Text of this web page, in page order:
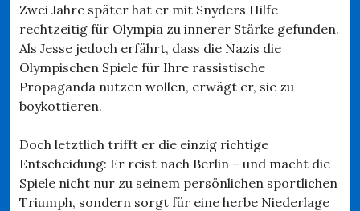
Zwei Jahre später hat er mit Snyders Hilfe
rechtzeitig für Olympia zu innerer Stärke gefunden.
Als Jesse jedoch erfährt, dass die Nazis die
Olympischen Spiele für Ihre rassistische
Propaganda nutzen wollen, erwägt er, sie zu
boykottieren.
Doch letztlich trifft er die einzig richtige
Entscheidung: Er reist nach Berlin – und macht die
Spiele nicht nur zu seinem persönlichen sportlichen
Triumph, sondern sorgt für eine herbe Niederlage